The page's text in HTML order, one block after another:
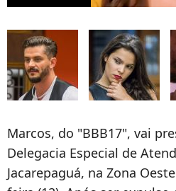
Marcos, do "BBB17", vai
Delegacia Especial de
Jacarepaguá, na Zona